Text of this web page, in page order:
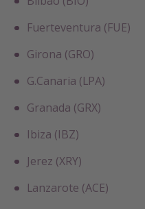
Fuerteventura (FUE)
Girona (GRO)
G.Canaria (LPA)
Granada (GRX)
Ibiza (IBZ)
Jerez (XRY)
Lanzarote (ACE)